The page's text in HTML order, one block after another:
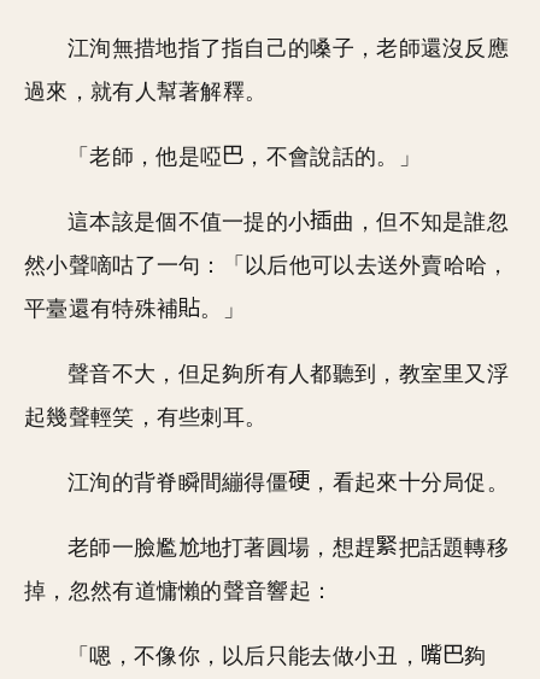
江洵無措地指了指自己的嗓子，老師還沒反應
過來，就有人幫著解釋。
「老師，他是啞 ，不會說話的。」
這本該是個不值一提的小
曲，但不知是誰忽
然小聲嘀咕了一句：「以后他可以去送外賣哈哈，
平臺還有特殊補
。」
聲音不大，但足夠所有人都聽到，教室里又浮
起幾聲輕笑，有些刺耳。
江洵的背脊瞬間繃得僵 ，看起來十分局促。
老師一臉尷尬地打著圓場，想趕
把話題轉移
掉，忽然有道慵懶的聲音響起：
「嗯，不像你，以后只能去做小丑，
夠